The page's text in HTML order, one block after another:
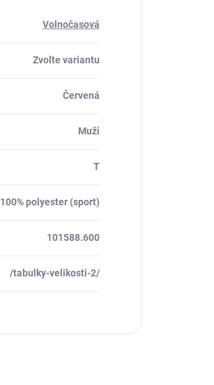
Volnočasová
Zvolte variantu
Červená
Muži
T
100% polyester (sport)
101588.600
/tabulky-velikosti-2/